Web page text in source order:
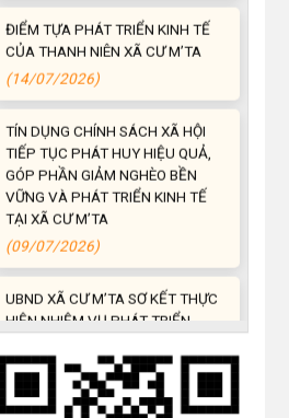
TÍN DỤNG CHÍNH SÁCH XÃ HỘI
TIẾP TỤC PHÁT HUY HIỆU QUẢ,
GÓP PHẦN GIẢM NGHÈO BỀN
VỮNG VÀ PHÁT TRIỂN KINH TẾ
TẠI XÃ CƯ M’TA
(09/07/2026)
UBND XÃ CƯ M’TA SƠ KẾT THỰC
HIỆN NHIỆM VỤ PHÁT TRIỂN
KINH TẾ - XÃ HỘI 6 THÁNG ĐẦU
NĂM 2026
(08/07/2026)
CƯ M’TA CHỦ ĐỘNG PHÒNG,
CHỐNG NGẬP ÚNG, BẢO VỆ
CÔNG TRÌNH THỦY LỢI TRONG